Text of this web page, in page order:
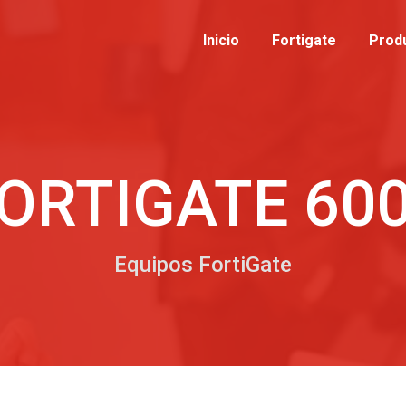
Inicio Fortigate
Equipos FortiGate
Inicio Fortigate